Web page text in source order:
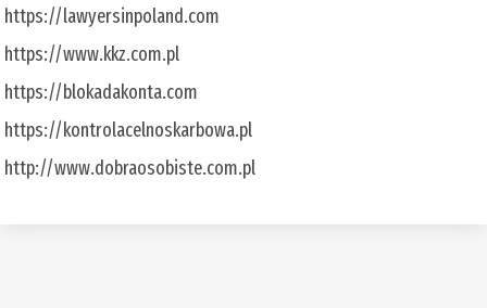
https://lawyersinpoland.com
https://www.kkz.com.pl
https://blokadakonta.com
https://kontrolacelnoskarbowa.pl
http://www.dobraosobiste.com.pl